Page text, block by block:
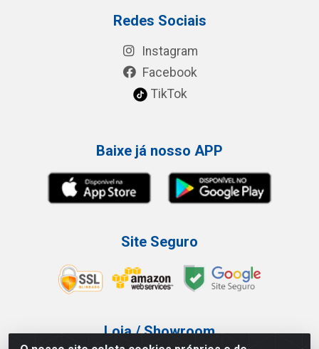
Redes Sociais
Instagram
Facebook
TikTok
Baixe já nosso APP
Site Seguro
Loja / Showroom